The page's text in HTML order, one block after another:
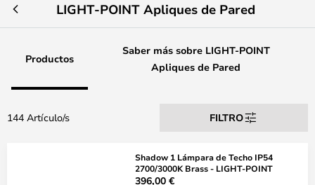
LIGHT-POINT Apliques de Pared
Productos
Saber más sobre LIGHT-POINT
Apliques de Pared
144 Artículo/s FILTRO
Shadow 1 Lámpara de Techo IP54
2700/3000K Brass - LIGHT-POINT
396,00 €